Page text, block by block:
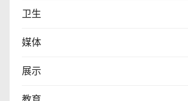
卫生
媒体
展示